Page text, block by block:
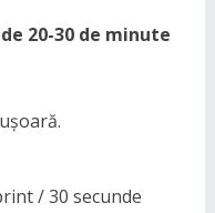
20-30 de minute
/ 30 secunde